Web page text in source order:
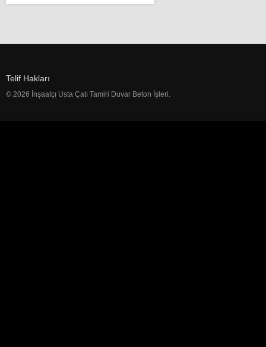
Telif Hakları
© 2026 İnşaatçı Usta Çatı Tamiri Duvar Beton İşleri.